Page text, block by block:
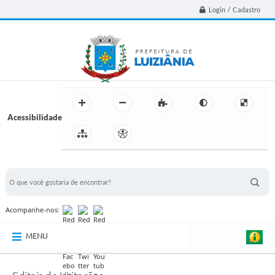
Login / Cadastro
Acessibilidade
Acompanhe-nos:
MENU